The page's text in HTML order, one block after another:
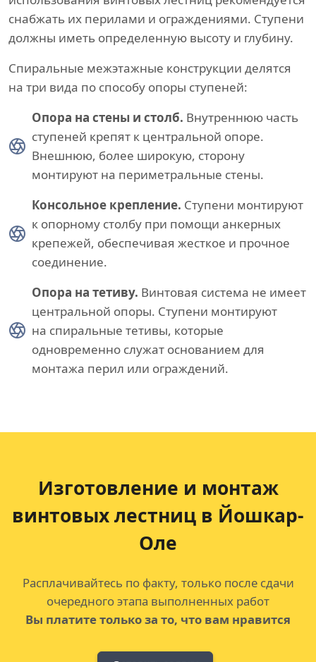
снабжать их перилами и ограждениями. Ступени
должны иметь определенную высоту и глубину.
Спиральные межэтажные конструкции делятся
на три вида по способу опоры ступеней:
Опора на стены и столб. Внутреннюю часть
ступеней крепят к центральной опоре.
Внешнюю, более широкую, сторону
монтируют на периметральные стены.
Консольное крепление. Ступени монтируют
к опорному столбу при помощи анкерных
крепежей, обеспечивая жесткое и прочное
соединение.
Опора на тетиву. Винтовая система не имеет
центральной опоры. Ступени монтируют
на спиральные тетивы, которые
одновременно служат основанием для
монтажа перил или ограждений.
Изготовление и монтаж
винтовых лестниц в Йошкар-
Оле
Расплачивайтесь по факту, только после сдачи
очередного этапа выполненных работ
Вы платите только за то, что вам нравится